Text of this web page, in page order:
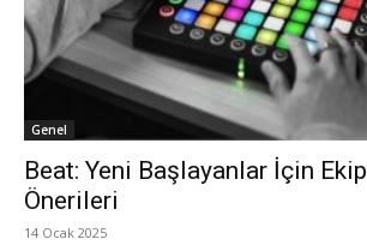
Genel
Beat: Yeni Başlayanlar İçin
Önerileri
14 Ocak 2025